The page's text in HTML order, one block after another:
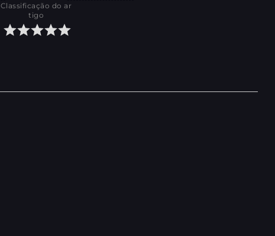
Classificação do ar
tigo